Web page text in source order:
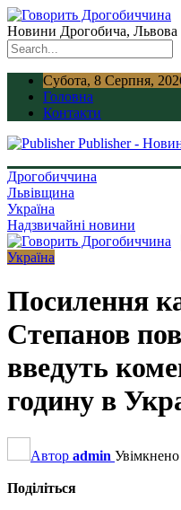
Новини Дрогобича, Львова
Субота, 8 Серпня,
Головна
Контакти
Publisher -
Дрогобиччина
Львівщина
Україна
Надзвичайні новини
Україна
Посилення
Степанов
введуть
годину в
Автор admin Увімкнено
Поділіться